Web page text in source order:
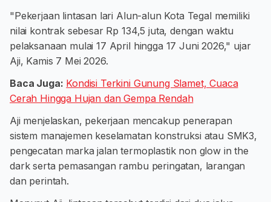
"Pekerjaan lintasan lari Alun-alun Kota Tegal memiliki
nilai kontrak sebesar Rp 134,5 juta, dengan waktu
pelaksanaan mulai 17 April hingga 17 Juni 2026," ujar
Aji, Kamis 7 Mei 2026.
Baca Juga: Kondisi Terkini Gunung Slamet, Cuaca
Cerah Hingga Hujan dan Gempa Rendah
Aji menjelaskan, pekerjaan mencakup penerapan
sistem manajemen keselamatan konstruksi atau SMK3,
pengecatan marka jalan termoplastik non glow in the
dark serta pemasangan rambu peringatan, larangan
dan perintah.